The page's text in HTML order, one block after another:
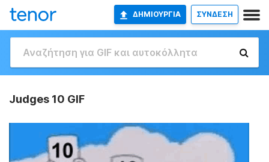
ΔΗΜΙΟΥΡΓΊΑ ΣΥΝΔΕΣΗ
Judges 10 GIF